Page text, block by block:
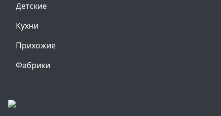
Детские
Кухни
Прихожие
Фабрики